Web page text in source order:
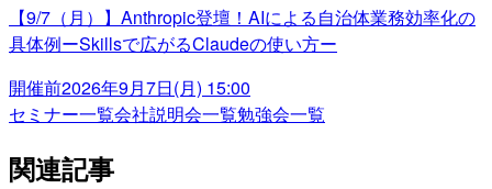
【9/7（月）】Anthropic登壇！AIによる自治体業務効率化の
具体例ーSkillsで広がるClaudeの使い方ー
開催前2026年9月7日(月) 15:00
セミナー一覧会社説明会一覧勉強会一覧
関連記事